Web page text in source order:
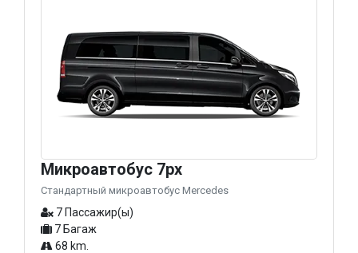
Микроавтобус 7px
Стандартный микроавтобус Mercedes
7 Пассажир(ы)
7 Багаж
68 km.